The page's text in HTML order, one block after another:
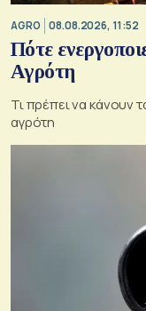
AGRO 08.08.2026, 11:52
Πότε
Αγρότη
Τι πρέπει να κάνουν
αγρότη